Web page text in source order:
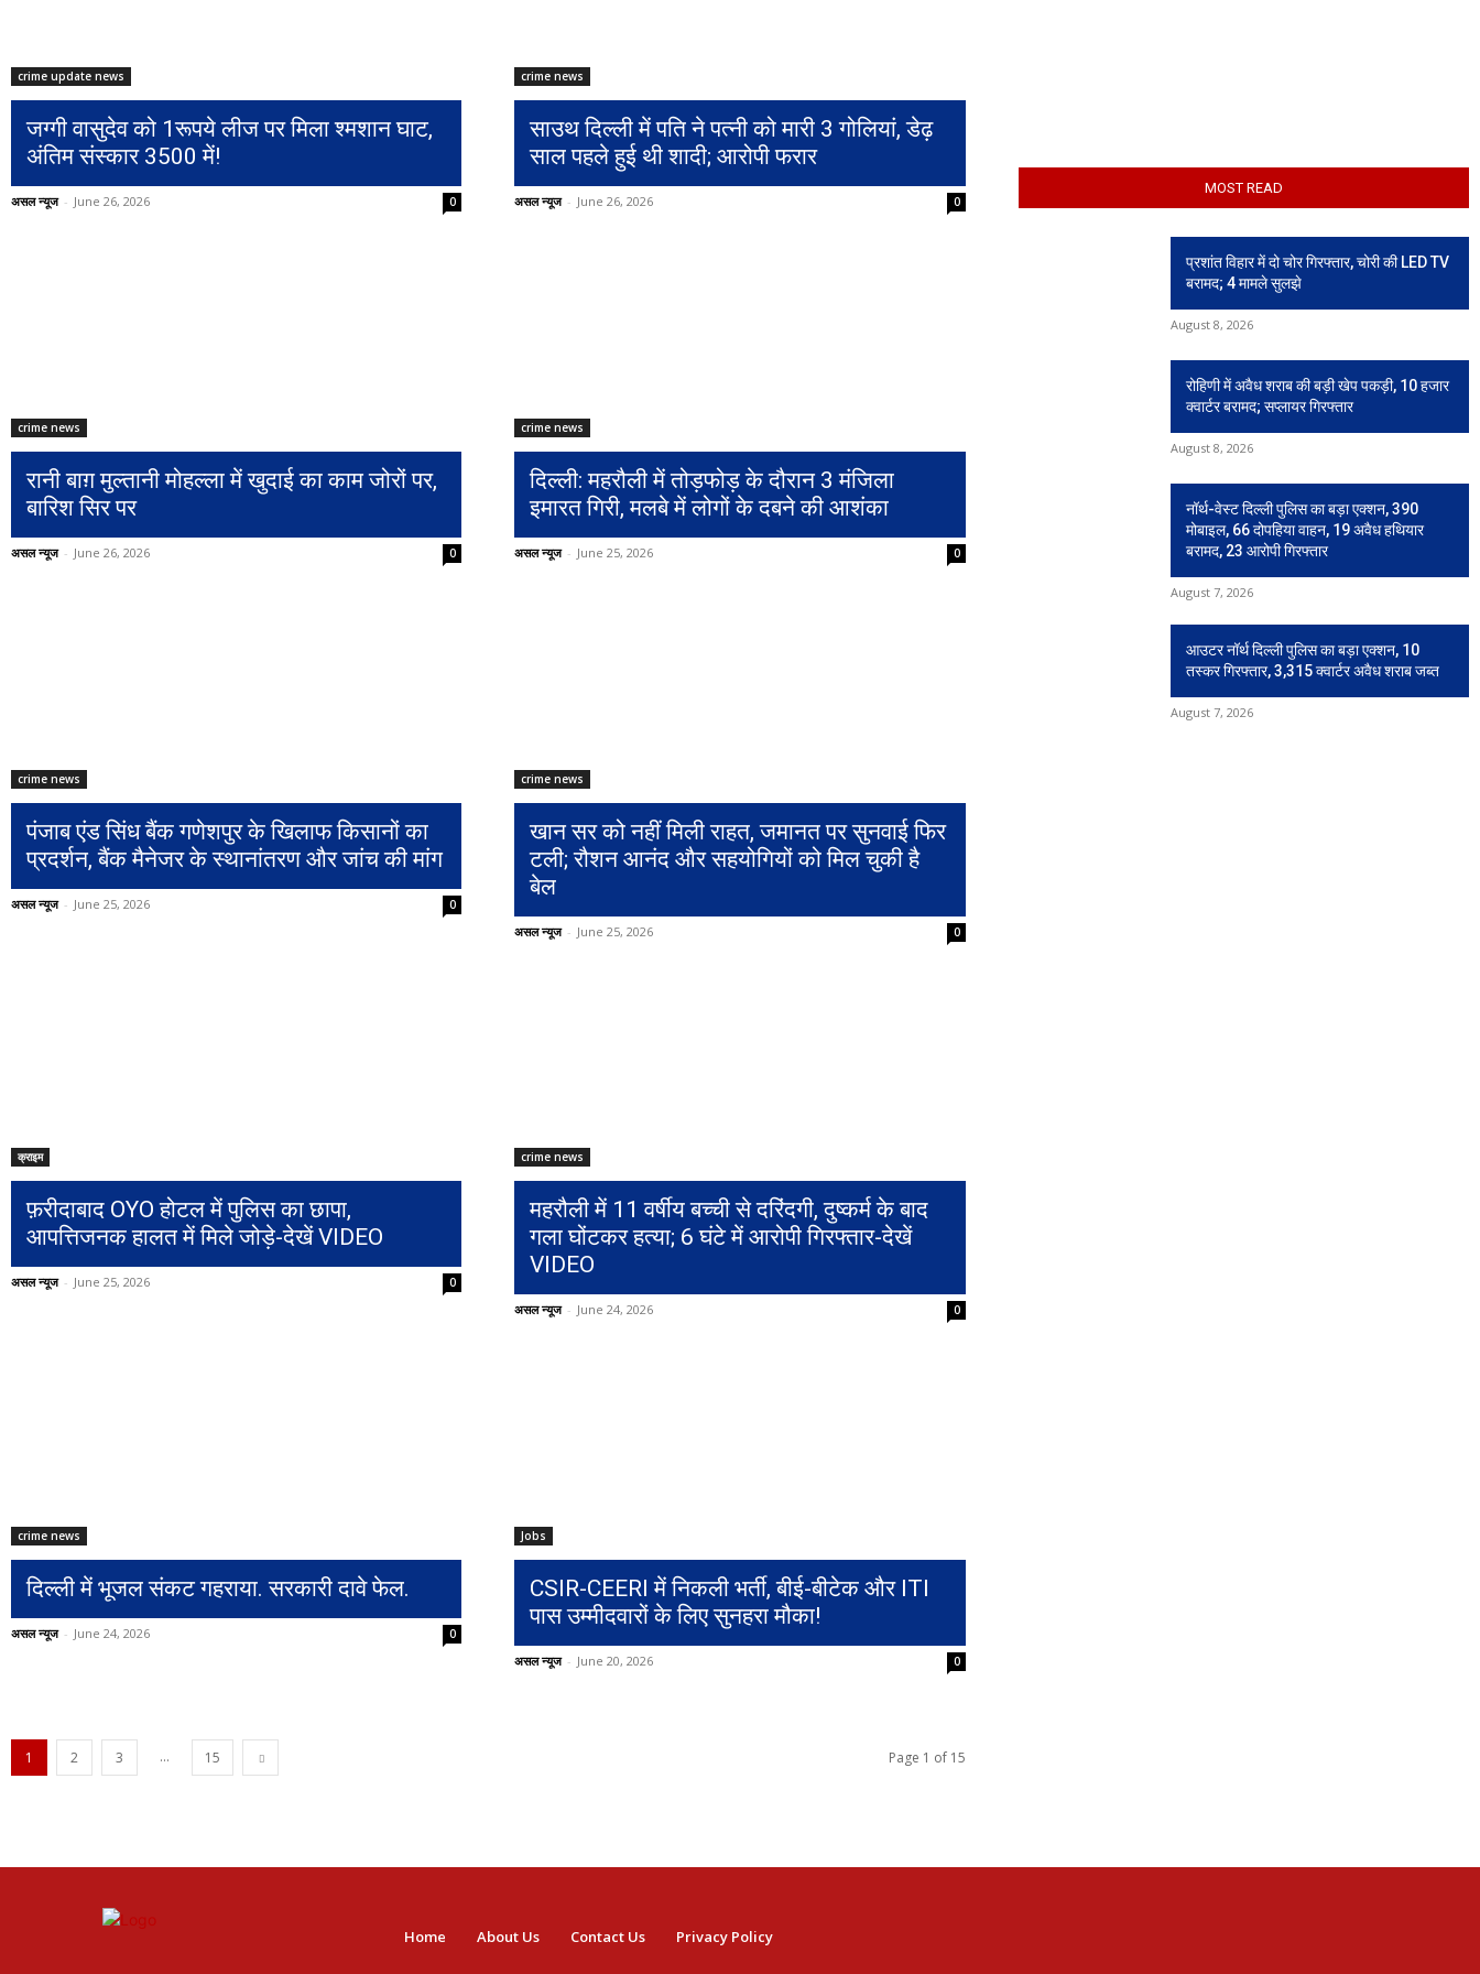
crime update news
जग्गी वासुदेव को 1रूपये लीज पर मिला श्मशान घाट,
अंतिम संस्कार 3500 में!
असल न्यूज - June 26, 2026 0
crime news
साउथ दिल्ली में पति ने पत्नी को मारी 3 गोलियां, डेढ़
साल पहले हुई थी शादी; आरोपी फरार
असल न्यूज - June 26, 2026 0
crime news
रानी बाग़ मुल्तानी मोहल्ला में खुदाई का काम जोरों पर,
बारिश सिर पर
असल न्यूज - June 26, 2026 0
crime news
दिल्ली: महरौली में तोड़फोड़ के दौरान 3 मंजिला
इमारत गिरी, मलबे में लोगों के दबने की आशंका
असल न्यूज - June 25, 2026 0
crime news
पंजाब एंड सिंध बैंक गणेशपुर के खिलाफ किसानों का
प्रदर्शन, बैंक मैनेजर के स्थानांतरण और जांच की मांग
असल न्यूज - June 25, 2026 0
crime news
खान सर को नहीं मिली राहत, जमानत पर सुनवाई फिर
टली; रौशन आनंद और सहयोगियों को मिल चुकी है
बेल
असल न्यूज - June 25, 2026 0
क्राइम
फ़रीदाबाद OYO होटल में पुलिस का छापा,
आपत्तिजनक हालत में मिले जोड़े-देखें VIDEO
असल न्यूज - June 25, 2026 0
crime news
महरौली में 11 वर्षीय बच्ची से दरिंदगी, दुष्कर्म के बाद
गला घोंटकर हत्या; 6 घंटे में आरोपी गिरफ्तार-देखें
VIDEO
असल न्यूज - June 24, 2026 0
crime news
दिल्ली में भूजल संकट गहराया. सरकारी दावे फेल.
असल न्यूज - June 24, 2026 0
Jobs
CSIR-CEERI में निकली भर्ती, बीई-बीटेक और ITI
पास उम्मीदवारों के लिए सुनहरा मौका!
असल न्यूज - June 20, 2026 0
1 2 3 ... 15 Page 1 of 15
MOST READ
प्रशांत विहार में दो चोर गिरफ्तार, चोरी की LED TV
बरामद; 4 मामले सुलझे
August 8, 2026
रोहिणी में अवैध शराब की बड़ी खेप पकड़ी, 10 हजार
क्वार्टर बरामद; सप्लायर गिरफ्तार
August 8, 2026
नॉर्थ-वेस्ट दिल्ली पुलिस का बड़ा एक्शन, 390
मोबाइल, 66 दोपहिया वाहन, 19 अवैध हथियार
बरामद, 23 आरोपी गिरफ्तार
August 7, 2026
आउटर नॉर्थ दिल्ली पुलिस का बड़ा एक्शन, 10
तस्कर गिरफ्तार, 3,315 क्वार्टर अवैध शराब जब्त
August 7, 2026
Home About Us Contact Us Privacy Policy